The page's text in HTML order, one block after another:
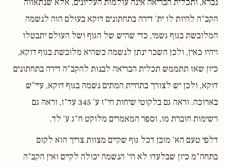
הקב"ה להיות לו ית' דירה בתחתונים דוקא בעולם הזה לנשמה
המלובשת בגוף גשמי, כדי שהיש של הגוף ושל העולם יתבטלו
ויהיו כאין, ולכן השכר ינתן לנשמה כשהיא מלובשת בגוף דוקא,
כיון שאז תתממש תכלית הבריאה לבנות להקב"ה דירה בתחתונים
דוקא, ולכן יש לצורך בתחיית המתים נשמה בגוף דוקא, עיי"ש
בארוכה. וראה גם בלקוטי שיחות חי"ז ע' 345 עד"ז, וראה גם
רשימות חוברת מו, וספר המאמרים מלוקט ח"ג ע' לד.
דלפי טעם הא' מובן דכל גוף שקיים מצוות צריך הוא לקום
בתחה"מ כיון שבלעדו לא הי' הנשמה יכולה לקיים ואין הקב"ה